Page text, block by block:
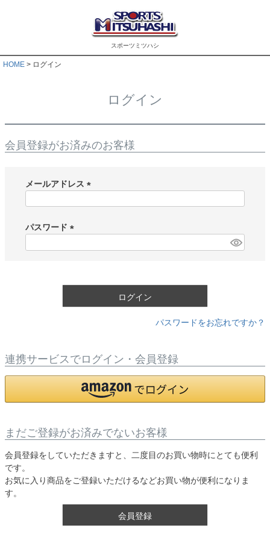
スポーツミツハシ
HOME ログイン
ログイン
会員登録がお済みのお客様
メールアドレス
)
パスワード
ログイン
パスワードをお忘れですか？
連携サービスでログイン・会員登録
まだご登録がお済みでないお客様
会員登録をしていただきますと、二度目のお買い物時にとても便利
です。
お気に入り商品をご登録いただけるなどお買い物が便利になりま
す。
会員登録